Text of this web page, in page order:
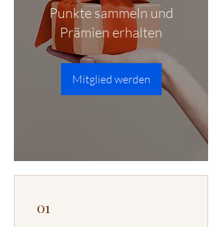
Punkte sammeln und
Prämien erhalten
Mitglied werden
01